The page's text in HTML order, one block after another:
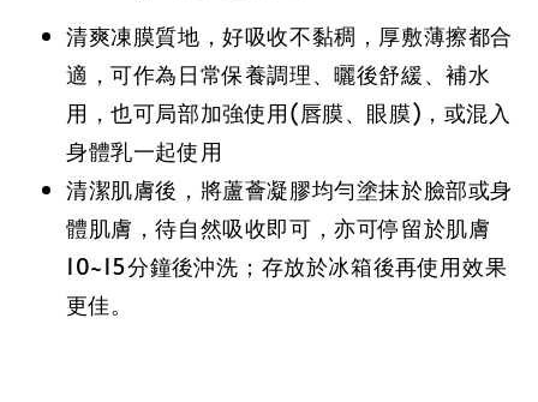
清爽凍膜質地，好吸收不黏稠，厚敷薄擦都合
適，可作為日常保養調理、曬後舒緩、補水
用，也可局部加強使用(唇膜、眼膜)，或混入
身體乳一起使用
清潔肌膚後，將蘆薈凝膠均勻塗抹於臉部或身
體肌膚，待自然吸收即可，亦可停留於肌膚
10~15分鐘後沖洗；存放於冰箱後再使用效果
更佳。